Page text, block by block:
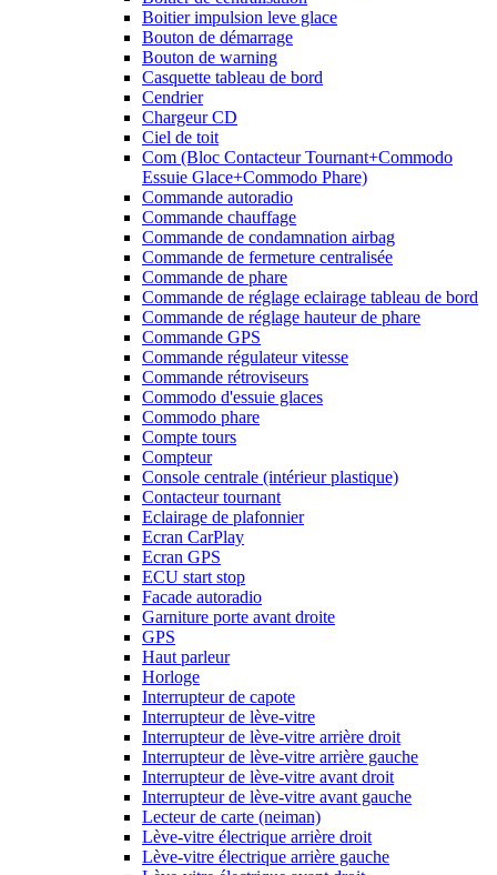
Boitier impulsion leve glace
Bouton de démarrage
Bouton de warning
Casquette tableau de bord
Cendrier
Chargeur CD
Ciel de toit
Com (Bloc Contacteur Tournant+Commodo
Essuie Glace+Commodo Phare)
Commande autoradio
Commande chauffage
Commande de condamnation airbag
Commande de fermeture centralisée
Commande de phare
Commande de réglage eclairage tableau de bord
Commande de réglage hauteur de phare
Commande GPS
Commande régulateur vitesse
Commande rétroviseurs
Commodo d'essuie glaces
Commodo phare
Compte tours
Compteur
Console centrale (intérieur plastique)
Contacteur tournant
Eclairage de plafonnier
Ecran CarPlay
Ecran GPS
ECU start stop
Facade autoradio
Garniture porte avant droite
GPS
Haut parleur
Horloge
Interrupteur de capote
Interrupteur de lève-vitre
Interrupteur de lève-vitre arrière droit
Interrupteur de lève-vitre arrière gauche
Interrupteur de lève-vitre avant droit
Interrupteur de lève-vitre avant gauche
Lecteur de carte (neiman)
Lève-vitre électrique arrière droit
Lève-vitre électrique arrière gauche